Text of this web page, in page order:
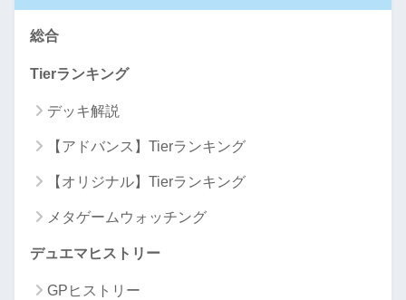
総合
Tierランキング
デッキ解説
【アドバンス】Tierランキング
【オリジナル】Tierランキング
メタゲームウォッチング
デュエマヒストリー
GPヒストリー